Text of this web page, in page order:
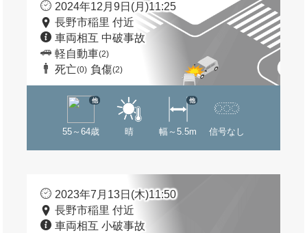
2024年12月9日(月)11:25
長野市稲里 付近
車両相互 中破事故
軽自動車(2)
死亡(0) 負傷(2)
55～64歳
他
晴 幅～5.5m
他
信号なし
2023年7月13日(木)11:50
長野市稲里 付近
車両相互 小破事故